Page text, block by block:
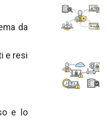
da
e resi
e lo